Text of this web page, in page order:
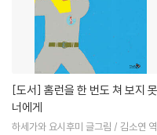
[도서]
너에게
하세가와 요시후미 글그림 / 김소연 역